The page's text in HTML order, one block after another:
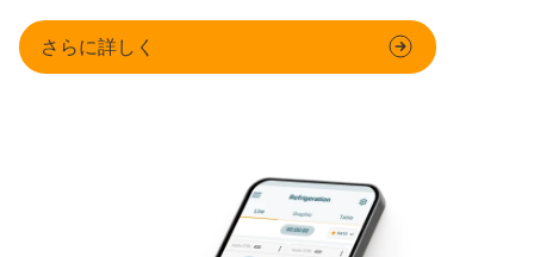
さらに詳しく